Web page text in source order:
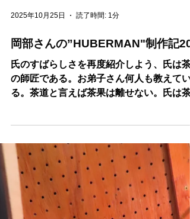
岡部さんの”HUBERMAN"制作記20
氏のすばらしさを再度紹介しよう、氏は茶
の師匠である。お弟子さん何人も教えてい
る。茶道と言えば茶果は離せない。氏は茶
せいさくの天才でもある。我が工房もみん